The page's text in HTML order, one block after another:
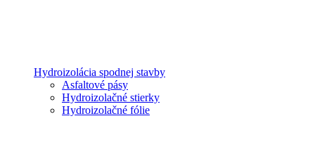
Hydroizolácia spodnej stavby
Asfaltové pásy
Hydroizolačné stierky
Hydroizolačné fólie